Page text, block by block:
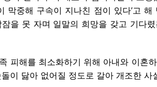
막중해 구속이 지나친 점이 있다’고
을 못 자며 일말의 희망을 갖고 기다
피해를 최소화하기 위해 아내와 이혼
이 닳아 없어질 정도로 갈아 개조한 사